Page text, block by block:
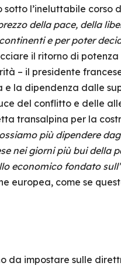
l’ineluttabile corso
della pace, della
e per poter
il ritorno di
– il presidente
la dipendenza dalle
del conflitto e delle
transalpina per la
più dipendere
nei giorni più bui della
economico fondato
europea, come se
da impostare sulle